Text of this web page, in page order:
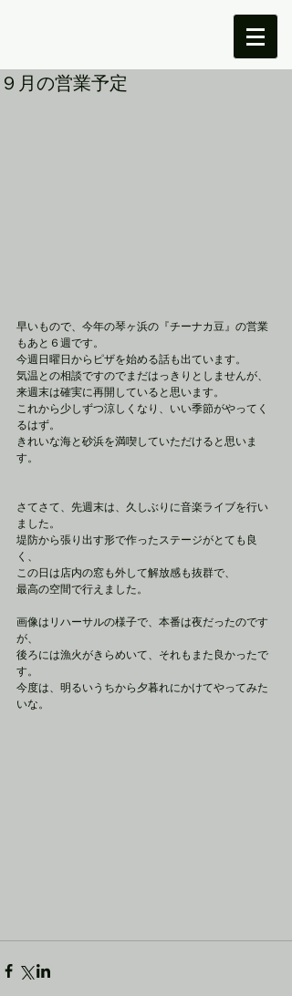
９月の営業予定
早いもので、今年の琴ヶ浜の『チーナカ豆』の営業
もあと６週です。
今週日曜日からピザを始める話も出ています。
気温との相談ですのでまだはっきりとしませんが、
来週末は確実に再開していると思います。
これから少しずつ涼しくなり、いい季節がやってく
るはず。
きれいな海と砂浜を満喫していただけると思いま
す。
さてさて、先週末は、久しぶりに音楽ライブを行い
ました。
堤防から張り出す形で作ったステージがとても良
く、
この日は店内の窓も外して解放感も抜群で、
最高の空間で行えました。
画像はリハーサルの様子で、本番は夜だったのです
が、
後ろには漁火がきらめいて、それもまた良かったで
す。
今度は、明るいうちから夕暮れにかけてやってみた
いな。